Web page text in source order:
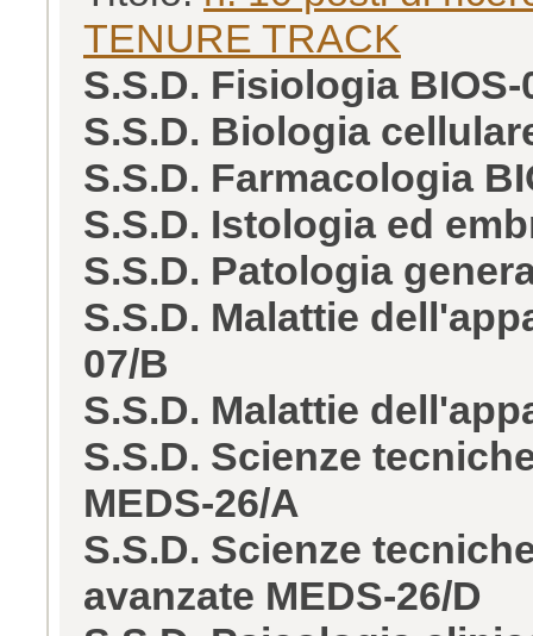
TENURE TRACK
S.S.D. Fisiologia BIOS-
S.S.D. Biologia
S.S.D. Farmacologia
S.S.D. Istologia ed
S.S.D. Patologia
S.S.D. Malattie
07/B
S.S.D. Malattie
S.S.D. Scienze
MEDS-26/A
S.S.D. Scienze
avanzate MEDS-26/D